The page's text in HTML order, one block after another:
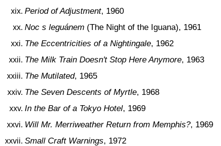
Period of Adjustment, 1960
Noc s leguánem (The Night of the Iguana), 1961
The Eccentricities of a Nightingale, 1962
The Milk Train Doesn't Stop Here Anymore, 1963
The Mutilated, 1965
The Seven Descents of Myrtle, 1968
In the Bar of a Tokyo Hotel, 1969
Will Mr. Merriweather Return from Memphis?, 1969
Small Craft Warnings, 1972